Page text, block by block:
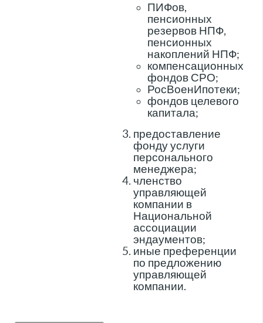
ПИФов,
пенсионных
резервов НПФ,
пенсионных
накоплений НПФ;
компенсационных
фондов СРО;
РосВоенИпотеки;
фондов целевого
капитала;
предоставление
фонду услуги
персонального
менеджера;
членство
управляющей
компании в
Национальной
ассоциации
эндаументов;
иные преференции
по предложению
управляющей
компании.